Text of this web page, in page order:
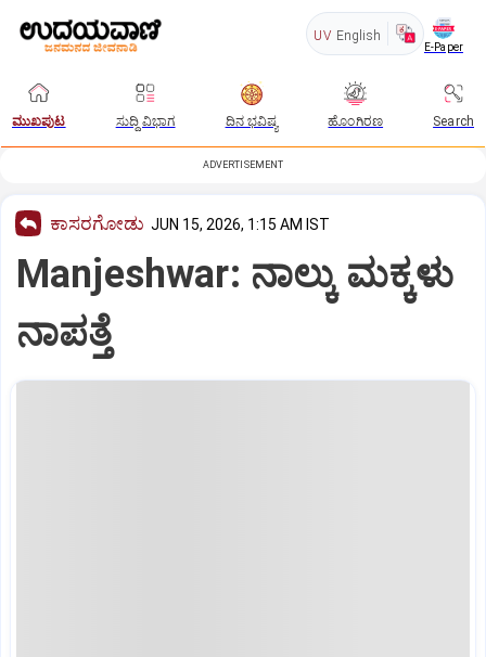
UV English
E-Paper
ಮುಖಪುಟ ಸುದ್ದಿ ವಿಭಾಗ ದಿನ ಭವಿಷ್ಯ ಹೊಂಗಿರಣ Search
ADVERTISEMENT
ಕಾಸರಗೋಡು JUN 15, 2026, 1:15 AM IST
Manjeshwar: ನಾಲ್ಕು ಮಕ್ಕಳು
ನಾಪತ್ತೆ